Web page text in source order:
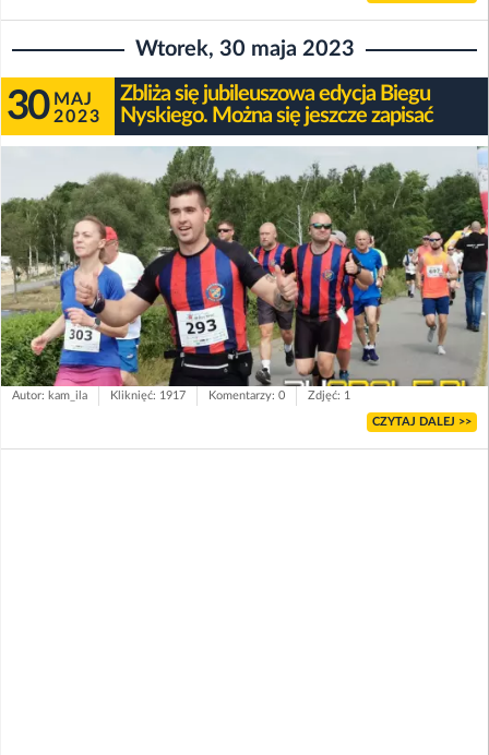
Wtorek, 30 maja 2023
30 MAJ
2023
Zbliża się jubileuszowa edycja Biegu
Nyskiego. Można się jeszcze zapisać
Autor: kam_ila Kliknięć: 1917 Komentarzy: 0 Zdjęć: 1
CZYTAJ DALEJ >>